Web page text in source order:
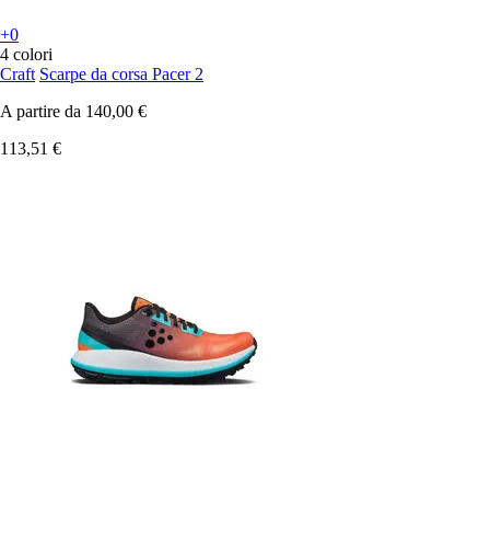
+0
4 colori
Craft Scarpe da corsa Pacer 2
A partire da 140,00 €
113,51 €